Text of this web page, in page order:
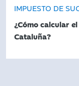
IMPUESTO DE
¿Cómo calcular
Cataluña?